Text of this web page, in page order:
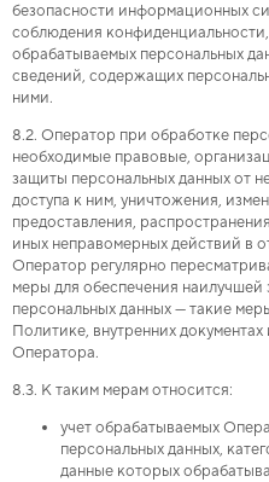
безопасности информационных
соблюдения
обрабатываемых персональных
сведений, содержащих
ними.
8.2. Оператор при обработке
необходимые правовые,
защиты персональных данных от
доступа к ним, уничтожения,
предоставления,
иных неправомерных действий в
Оператор регулярно
меры для обеспечения
персональных данных — такие
Политике, внутренних
Оператора.
8.3. К таким мерам относится:
учет обрабатываемых
персональных данных,
данные которых